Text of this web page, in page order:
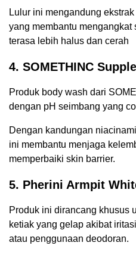
Lulur ini mengandung
yang membantu mengangkat
terasa lebih halus dan cerah
4. SOMETHINC
Produk body wash dari
dengan pH seimbang yang
Dengan kandungan
ini membantu menjaga
memperbaiki skin barrier.
5. Pherini Armpit
Produk ini dirancang khusus
ketiak yang gelap akibat
atau penggunaan deodoran.